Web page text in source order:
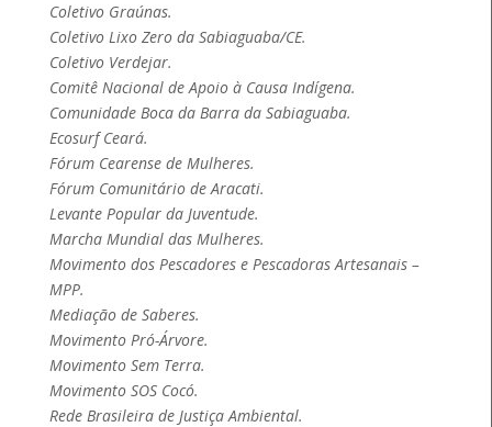
Coletivo Graúnas.
Coletivo Lixo Zero da Sabiaguaba/CE.
Coletivo Verdejar.
Comitê Nacional de Apoio à Causa Indígena.
Comunidade Boca da Barra da Sabiaguaba.
Ecosurf Ceará.
Fórum Cearense de Mulheres.
Fórum Comunitário de Aracati.
Levante Popular da Juventude.
Marcha Mundial das Mulheres.
Movimento dos Pescadores e Pescadoras Artesanais –
MPP.
Mediação de Saberes.
Movimento Pró-Árvore.
Movimento Sem Terra.
Movimento SOS Cocó.
Rede Brasileira de Justiça Ambiental.